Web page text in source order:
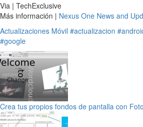
Via | TechExclusive
Más información | Nexus One News and
Actualizaciones Móvil #actualizacion
#google
Crea tus propios fondos de pantalla con